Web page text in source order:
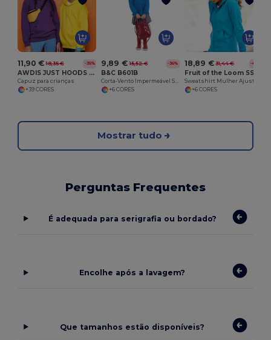
11,90 € 18,35 € -35%
AWDIS JUST HOODS JH01J
Capuz para crianças
+39 CORES
9,89 € 15,52 € -36%
B&C B601B
+6 CORES
18,89 € 31,44 € -40%
+6 CORES
Mostrar tudo
Perguntas Frequentes
É adequada para serigrafia ou bordado?
Encolhe após a lavagem?
Que tamanhos estão disponíveis?